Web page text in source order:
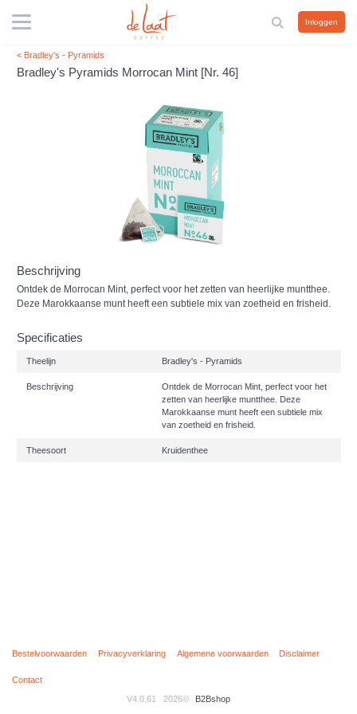
Inloggen
< Bradley's - Pyramids
Bradley's Pyramids Morrocan Mint [Nr. 46]
Beschrijving
Ontdek de Morrocan Mint, perfect voor het zetten van heerlijke muntthee.
Deze Marokkaanse munt heeft een subtiele mix van zoetheid en frisheid.
Specificaties
Theelijn Bradley's - Pyramids
Beschrijving
Ontdek de Morrocan Mint, perfect voor het
zetten van heerlijke muntthee. Deze
Marokkaanse munt heeft een subtiele mix
van zoetheid en frisheid.
Theesoort Kruidenthee
V4.0.61 2026© B2Bshop
Bestelvoorwaarden Privacyverklaring Algemene voorwaarden Disclaimer
Contact